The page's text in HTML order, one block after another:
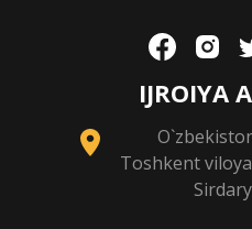
IJROIYA
Toshkent